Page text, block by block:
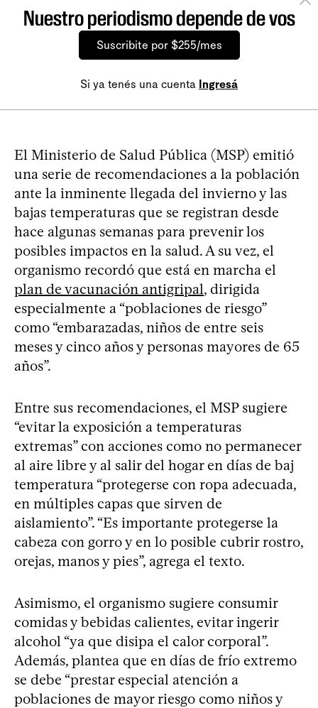
Nuestro periodismo depende de vos
Suscribite por $255/mes
Si ya tenés una cuenta Ingresá
El Ministerio de Salud Pública (MSP) emitió
una serie de recomendaciones a la población
ante la inminente llegada del invierno y las
bajas temperaturas que se registran desde
hace algunas semanas para prevenir los
posibles impactos en la salud. A su vez, el
organismo recordó que está en marcha el
plan de vacunación antigripal, dirigida
especialmente a “poblaciones de riesgo”
como “embarazadas, niños de entre seis
meses y cinco años y personas mayores de 65
años”.
Entre sus recomendaciones, el MSP sugiere
“evitar la exposición a temperaturas
extremas” con acciones como no permanecer
al aire libre y al salir del hogar en días de baj
temperatura “protegerse con ropa adecuada,
en múltiples capas que sirven de
aislamiento”. “Es importante protegerse la
cabeza con gorro y en lo posible cubrir rostro,
orejas, manos y pies”, agrega el texto.
Asimismo, el organismo sugiere consumir
comidas y bebidas calientes, evitar ingerir
alcohol “ya que disipa el calor corporal”.
Además, plantea que en días de frío extremo
se debe “prestar especial atención a
poblaciones de mayor riesgo como niños y